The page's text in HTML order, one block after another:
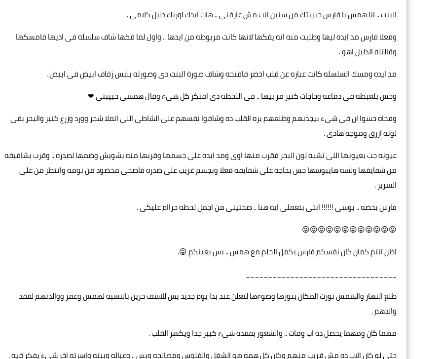
البنت .. انا همس يا فارس حبيبتك من سنين انت مش عارفنى .. هات ايدك اوريك دليل كلامى .
وفعلا فارس مد ايده ليها وطلبت منه انه يفكها لانها كانت مربوطه من ايدها .. واول لما فكها شاف سلسله فى اديها فامسكها
وقالتله الدليل اهو .
مد ايده ومسك السلسله كانت عباره عن قلب اخضر فافتحه وشاف صورة البنت دى وصورته بلبس زفاف ابيض فى ابيض .
وحس بلغبطه فى دماغه وحاجات كتير مر بيها .. فى اللحظه دى افتكر كل شىء وقال همسى حبيبتى ❤
وفجاه حسوا ان فى شىء بيجذبهم وطلعهم بره القلب ده وشافوا نفسهم على الشاطى اللى اتملا شجر وورد وزرع كتير والبحر بقى
لونه ازرق وموجه هادى .
عيونه جت بعيونها اللى تشبه لون البحر فقرب منها اوى ومد ايده على جسمها وقربها منه بشويش وضمها لصدره .. وقرب بشافيفه
من شفايفها ولسه هايبوسها حس بحاجه على شفايفه فعلا وبجسم غريب على صدره فاصحى مخضود من نومه واتنطر من على
السرير .
فارس بخضه .. بوسى !!!!!! انتى بتعملى ايه هنا .. صحتينى من اجمل لحظه حراام عليكى .
😜😜😜😜😜😜😜😜😜😜😜😜
اظن انتم كمان كان نفسكم فارس يكمل الحلم مع همس .. بس بعينكم 😜.
__________________________________
طلع النهار والشمس نورت المكان بنورها وضوءها لتعلن عند بدا يوم جديد بس للاسف حزين بالنسبه لهمس وعمر ووالدتهم لفقد
والدهم .
مهما كان ومهما يحصل ده اب ومات .. والشعور بفقده شىء كبير جدا ويكسر القلب .
حتى لو كان الاب ده مش قريب منهم وكان كل همه هو الشغل والفلوس ومصالحه وبس .. وعياله وبيته واسرته اخر شىء يفكر فيه .